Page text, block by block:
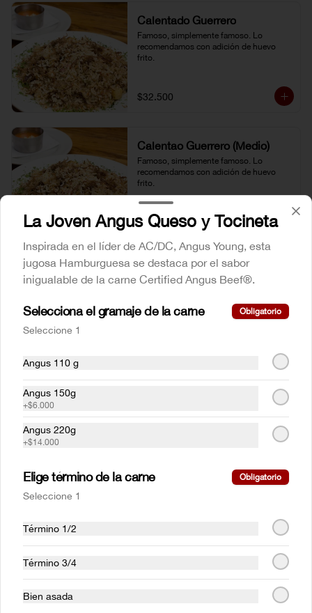
Calentado Guerrero
Famoso, simplemente famoso. Lo
recomendamos con adición de huevo
frito.
$32.500
Calentao Guerrero (Medio)
Famoso, simplemente famoso. Lo
recomendamos con adición de huevo
frito.
$21.500
Calentao Guerrero engallado
Con tocineta, chorizo y huevo frito.
tradicional norteamericano. Inigualable.
$29.000
francesas y ensalada de la casa, servida
La Joven Angus Queso y Tocineta
Inspirada en el líder de AC/DC, Angus Young, esta
jugosa Hamburguesa se destaca por el sabor
inigualable de la carne Certified Angus Beef®.
Selecciona el gramaje de la carne Obligatorio
Seleccione 1
Angus 110 g
Angus 150g
+$6.000
Angus 220g
+$14.000
Elige término de la carne Obligatorio
Seleccione 1
Término 1/2
Término 3/4
Bien asada